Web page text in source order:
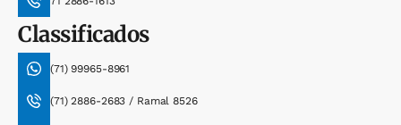
Classificados
(71) 99965-8961
(71) 2886-2683 / Ramal 8526